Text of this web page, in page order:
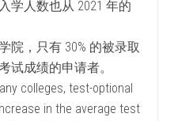
学人数也从 2021 年的
院，只有 30% 的被录取
试成绩的申请者。
colleges, test-optional
in the average test